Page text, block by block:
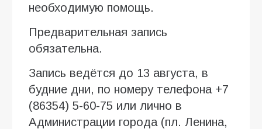
необходимую помощь.
Предварительная запись
обязательна.
Запись ведётся до 13 августа, в
будние дни, по номеру телефона +7
(86354) 5-60-75 или лично в
Администрации города (пл. Ленина,